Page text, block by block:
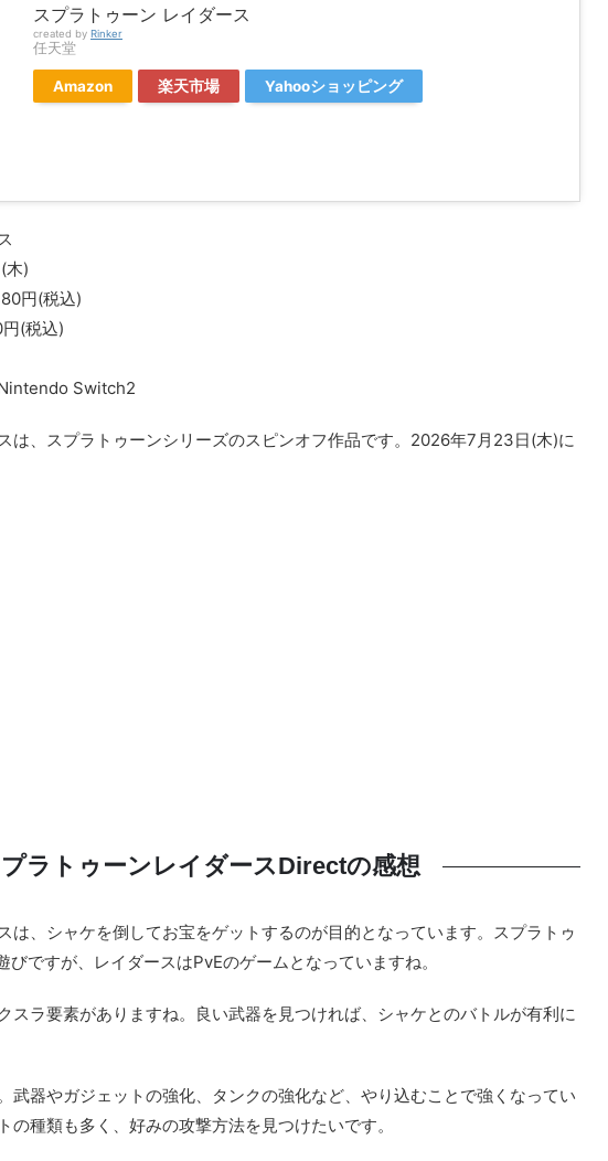
スプラトゥーン レイダース
created by Rinker
任天堂
Amazon 楽天市場 Yahooショッピング
木)
円(税込)
(税込)
Switch2
は、スプラトゥーンシリーズのスピンオフ作品です。2026年7月23日(木)に
ラトゥーンレイダースDirectの感想
は、シャケを倒してお宝をゲットするのが目的となっています。スプラトゥ
びですが、レイダースはPvEのゲームとなっていますね。
スラ要素がありますね。良い武器を見つければ、シャケとのバトルが有利に
武器やガジェットの強化、タンクの強化など、やり込むことで強くなってい
の種類も多く、好みの攻撃方法を見つけたいです。